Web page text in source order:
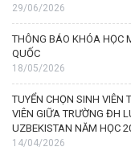
29/06/2026
THÔNG BÁO KHÓA HỌC
QUỐC
18/05/2026
TUYỂN CHỌN SINH VIÊN
VIÊN GIỮA TRƯỜNG ĐH
UZBEKISTAN NĂM HỌC
14/04/2026